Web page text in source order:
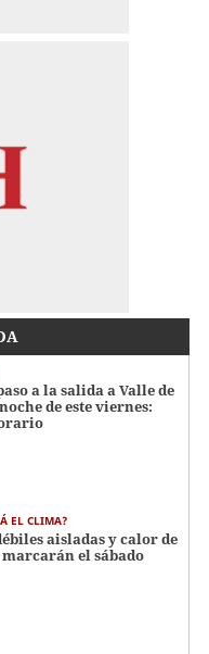
a la salida a Valle de
de este viernes:
EL CLIMA?
aisladas y calor de
marcarán el sábado